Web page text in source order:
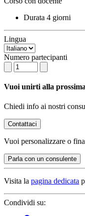
Durata 4 giorni
Lingua
Numero partecipanti
Vuoi unirti alla
Chiedi info ai nostri
Contattaci
Vuoi personalizzare o
Parla con un consulente
Visita la pagina dedicata
Condividi su: